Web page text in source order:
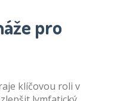
pro
klíčovou roli v